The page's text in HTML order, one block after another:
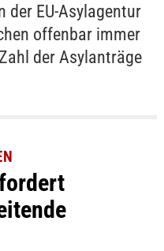
der EU-Asylagentur
offenbar immer
der Asylanträge